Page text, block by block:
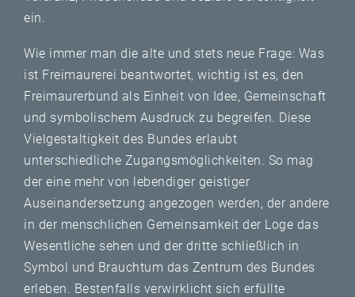
ein.
Wie immer man die alte und stets neue Frage: Was
ist Freimaurerei beantwortet, wichtig ist es, den
Freimaurerbund als Einheit von Idee, Gemeinschaft
und symbolischem Ausdruck zu begreifen. Diese
Vielgestaltigkeit des Bundes erlaubt
unterschiedliche Zugangsmöglichkeiten. So mag
der eine mehr von lebendiger geistiger
Auseinandersetzung angezogen werden, der andere
in der menschlichen Gemeinsamkeit der Loge das
Wesentliche sehen und der dritte schließlich in
Symbol und Brauchtum das Zentrum des Bundes
erleben. Bestenfalls verwirklicht sich erfüllte